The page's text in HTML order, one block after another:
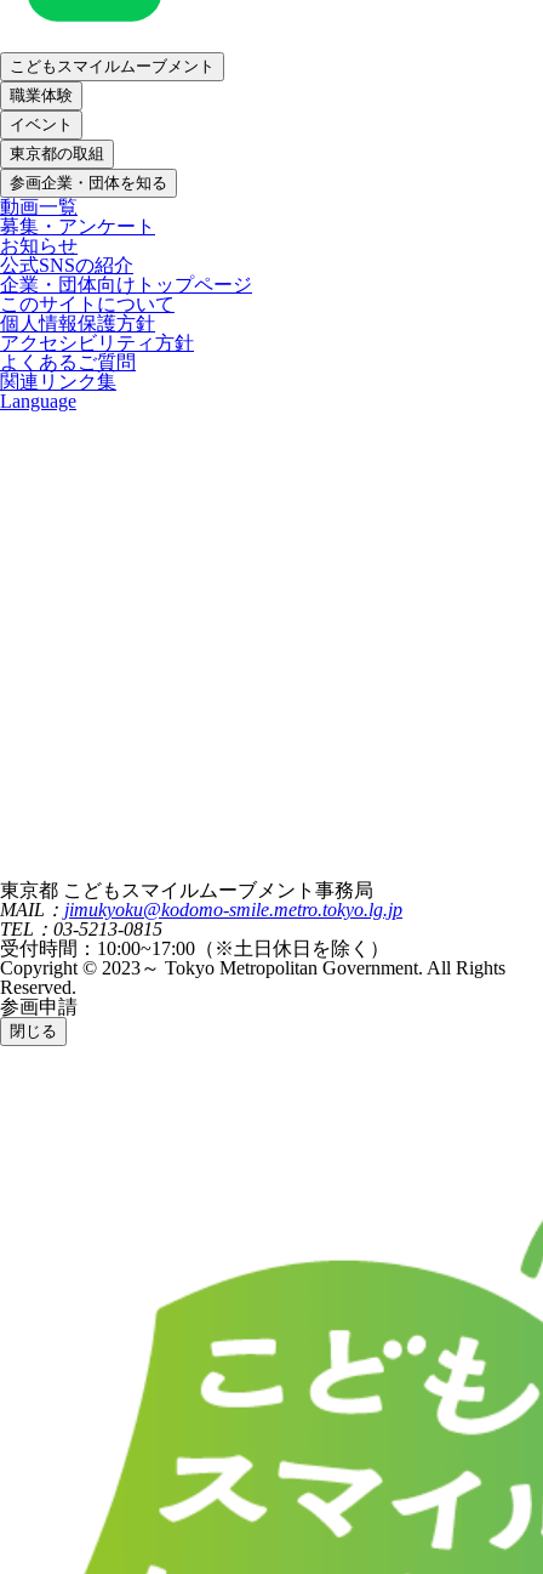
こどもスマイルムーブメント
職業体験
イベント
東京都の取組
参画企業・団体を知る
動画一覧
募集・アンケート
お知らせ
公式SNSの紹介
企業・団体向けトップページ
このサイトについて
個人情報保護方針
アクセシビリティ方針
よくあるご質問
関連リンク集
Language
東京都 こどもスマイルムーブメント事務局
MAIL： jimukyoku@kodomo-smile.metro.tokyo.lg.jp
TEL：03-5213-0815
受付時間：10:00~17:00（※土日休日を除く）
Copyright © 2023～ Tokyo Metropolitan Government. All Rights
Reserved.
参画申請
閉じる